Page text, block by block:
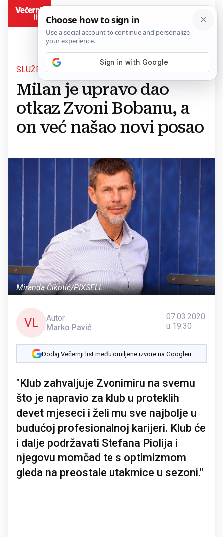
SLUŽBENA POTVRDA
Milan je upravo dao
otkaz Zvoni Bobanu, a
on već našao novi posao
Miranda Čikotić/PIXSELL
VL
Autor
Marko Pavić
07.03.2020.
u 19:30
Dodaj Večernji list među omiljene izvore na Googleu
"Klub zahvaljuje Zvonimiru na svemu
što je napravio za klub u proteklih
devet mjeseci i želi mu sve najbolje u
budućoj profesionalnoj karijeri. Klub će
i dalje podržavati Stefana Piolija i
njegovu momčad te s optimizmom
gleda na preostale utakmice u sezoni."